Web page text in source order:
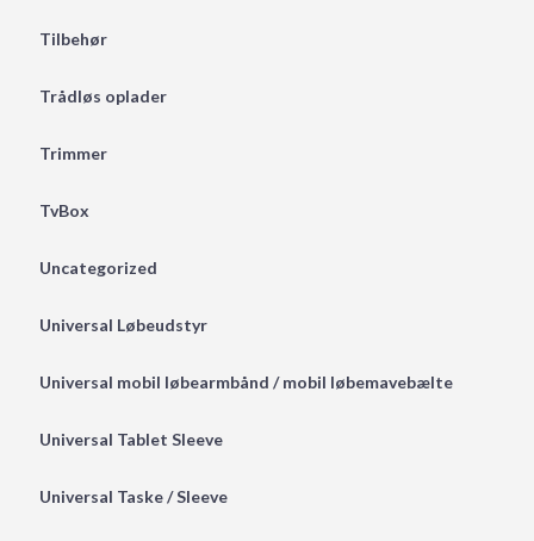
Tilbehør
Trådløs oplader
Trimmer
TvBox
Uncategorized
Universal Løbeudstyr
Universal mobil løbearmbånd / mobil løbemavebælte
Universal Tablet Sleeve
Universal Taske / Sleeve